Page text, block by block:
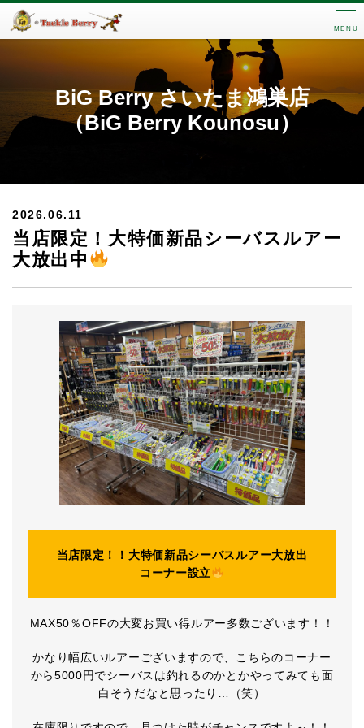
MENU
BiG Berry さいたま鴻巣店
（BiG Berry Kounosu）
2026.06.11
当店限定！大特価新品シーバスルアー
大放出中
当店限定！！大特価新品シーバスルアー大放出
コーナー設立
MAX50％OFFの大変お買い得ルアー多数ございます！！
かなり幅広いルアーございますので、こちらのコーナー
から5000円でシーバスは釣れるのかとかやってみても面
白そうだなと思ったり…（笑）